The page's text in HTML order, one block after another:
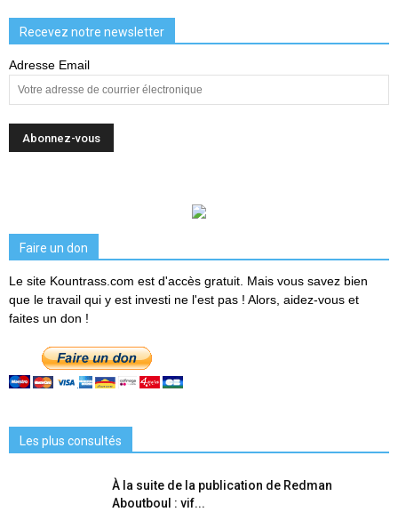
Recevez notre newsletter
Adresse Email
Faire un don
Le site Kountrass.com est d'accès gratuit. Mais vous savez bien
que le travail qui y est investi ne l'est pas ! Alors, aidez-vous et
faites un don !
Les plus consultés
À la suite de la publication de Redman
Aboutboul : vif...